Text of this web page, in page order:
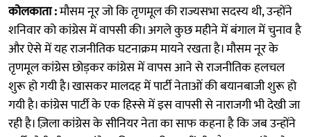
कोलकाता :मौसम नूर जो कि तृणमूल की राज्यसभा सदस्य थी, उन्होंने
शनिवार को कांग्रेस में वापसी की। अगले कुछ महीने में बंगाल में चुनाव है
और ऐसे में यह राजनीतिक घटनाक्रम मायने रखता है। मौसम नूर के
तृणमूल कांग्रेस छोड़कर कांग्रेस में वापस आने से राजनीतिक हलचल
शुरू हो गयी है। खासकर मालदह में पार्टी नेताओं की बयानबाजी शुरू हो
गयी है। कांग्रेस पार्टी के एक हिस्से में इस वापसी से नाराजगी भी देखी जा
रही है। ज़िला कांग्रेस के सीनियर नेता का साफ कहना है कि जब उन्होंने